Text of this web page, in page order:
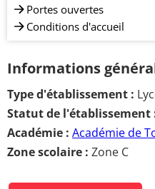
Portes ouvertes
Conditions d'accueil
Informations
Type d'établissement :
Statut de l'établissement
Académie : Académie de
Zone scolaire : Zone C